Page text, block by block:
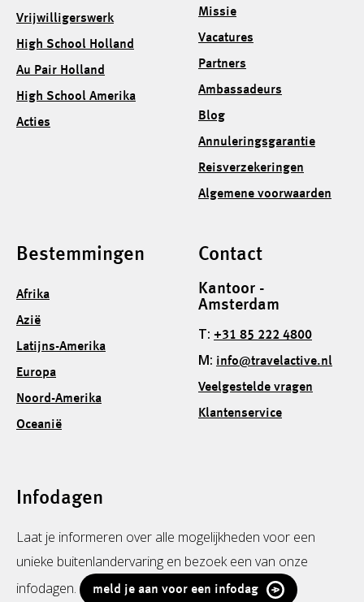
Vrijwilligerswerk
High School Holland
Au Pair Holland
High School Amerika
Acties
Missie
Vacatures
Partners
Ambassadeurs
Blog
Annuleringsgarantie
Reisverzekeringen
Algemene voorwaarden
Bestemmingen
Afrika
Azië
Latijns-Amerika
Europa
Noord-Amerika
Oceanië
Contact
Kantoor -
Amsterdam
T: +31 85 222 4800
M: info@travelactive.nl
Veelgestelde vragen
Klantenservice
Infodagen
Laat je informeren over alle mogelijkheden voor een
unieke buitenlandervaring en bezoek een van onze
infodagen.
meld je aan voor een infodag